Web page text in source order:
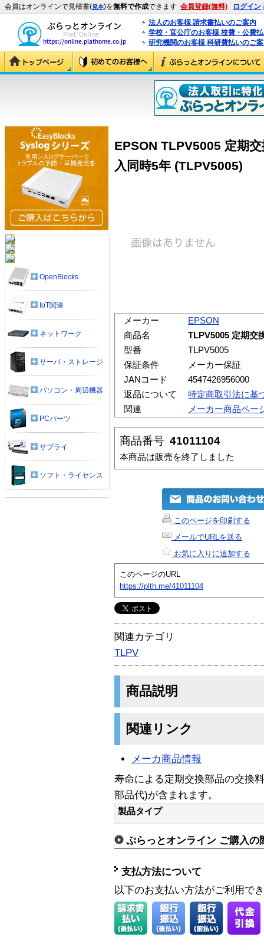
会員はオンラインで見積書(見本)を無料で作成できます 会員登録(無料) ログイン
法人のお客様 請求書払いのご案内
学校・官公庁のお客様 校費・公費
研究機関のお客様 科研費払いのご
EPSON TLPV5005 定期
入同時5年 (TLPV5005)
メーカー
EPSON
商品名
TLPV5005 定期交
型番
TLPV5005
保証条件
メーカー保証
JANコード
4547426956000
返品について
特定商取引法に基
関連
メーカー商品ペー
商品番号 41011104
本商品は販売を終了しました
このページを印刷する
メールでURLを送る
お気に入りに追加する
このページのURL
https://plth.me/41011104
関連カテゴリ
TLPV
商品説明
関連リンク
メーカ商品情報
寿命による定期交換部品の交換
部品代)が含まれます。
製品タイプ
ぷらっとオンライン ご購入の
支払方法について
以下のお支払い方法がご利用で
OpenBlocks
IoT関連
ネットワーク
サーバ・ストレージ
パソコン・周辺機器
PCパーツ
サプライ
ソフト・ライセンス